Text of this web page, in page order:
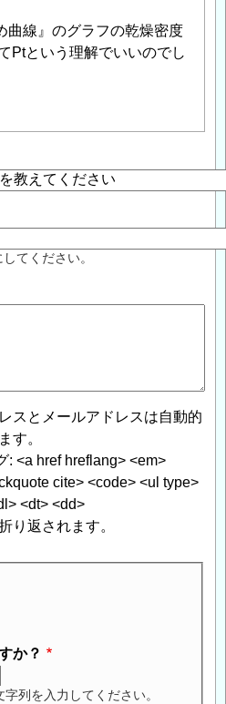
線』のグラフの乾燥密度
Ptという理解でいいのでし
てください。
スとメールアドレスは自動的
す。
: <a href hreflang> <em>
cite> <code> <ul type>
<dt> <dd>
り返されます。
か？
列を入力してください。